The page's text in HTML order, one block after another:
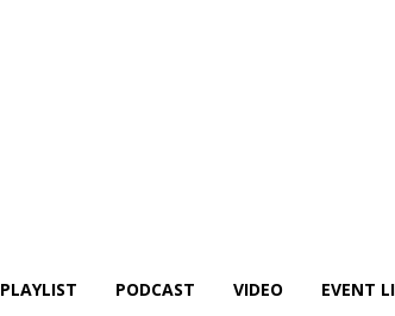
PLAYLIST PODCAST VIDEO EVENT